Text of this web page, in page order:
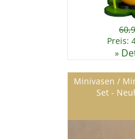
Preis:
»
Minivasen /
Set -